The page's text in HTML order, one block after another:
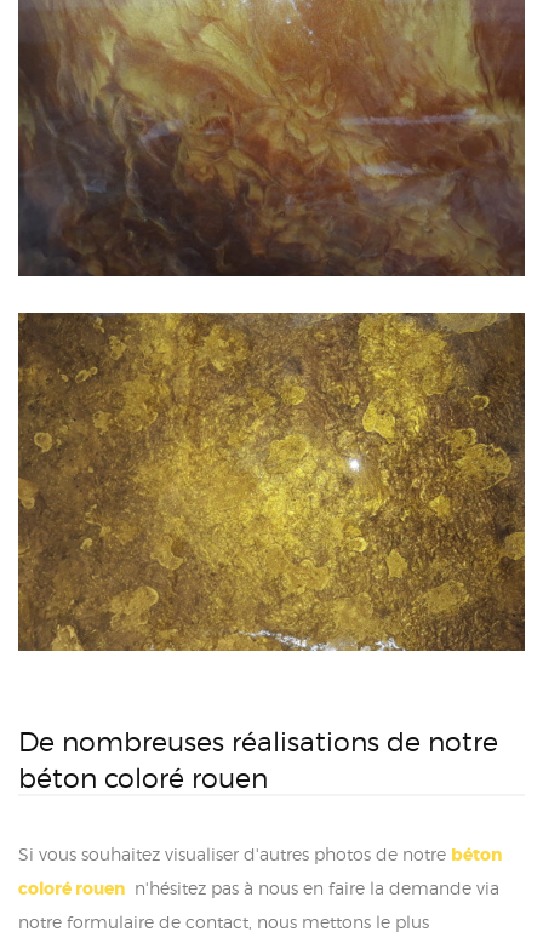
De nombreuses réalisations de notre
béton coloré rouen
Si vous souhaitez visualiser d'autres photos de notre béton
coloré rouen n'hésitez pas à nous en faire la demande via
notre formulaire de contact, nous mettons le plus